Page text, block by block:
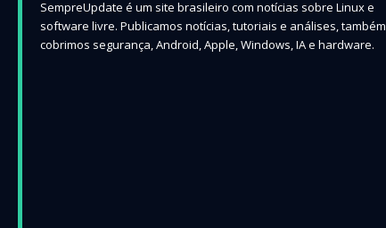
SempreUpdate é um site brasileiro com notícias sobre Linux e
software livre. Publicamos notícias, tutoriais e análises, também
cobrimos segurança, Android, Apple, Windows, IA e hardware.